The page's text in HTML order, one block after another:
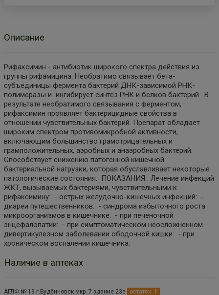
Описание
Рифаксимин - антибиотик широкого спектра действия из
группы рифамицина. Необратимо связывает бета-
субъединицы фермента бактерий ДНК-зависимой РНК-
полимеразы и ингибирует синтез РНК и белков бактерий. В
результате необратимого связывания с ферментом,
рифаксимин проявляет бактерицидные свойства в
отношении чувствительных бактерий. Препарат обладает
широким спектром противомикробной активности,
включающим большинство грамотрицательных и
грамположительных, аэробных и анаэробных бактерий.
Способствует снижению патогенной кишечной
бактериальной нагрузки, которая обуславливает некоторые
патологические состояния. ПОКАЗАНИЯ : Лечение инфекций
ЖКТ, вызываемых бактериями, чувствительными к
рифаксимину: - острых желудочно-кишечных инфекций: -
диареи путешественников: - синдрома избыточного роста
микроорганизмов в кишечнике: - при печеночной
энцефалопатии: - при симптоматическом неосложненном
дивертикулезном заболевании ободочной кишки: - при
хроническом воспалении кишечника.
Наличие в аптеках
АГЛФ № 19 г.Будённовск мкр. 7 здание 23е остаток: 1